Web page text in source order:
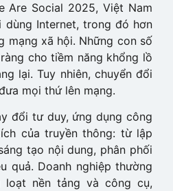
Are Social 2025, Việt Nam
Internet, trong đó hơn
mạng xã hội. Những con số
cho tiềm năng khổng lồ
lại. Tuy nhiên, chuyển đổi
mọi thứ lên mạng.
đổi tư duy, ứng dụng công
của truyền thông: từ lập
tạo nội dung, phân phối
quả. Doanh nghiệp thường
loạt nền tảng và công cụ,